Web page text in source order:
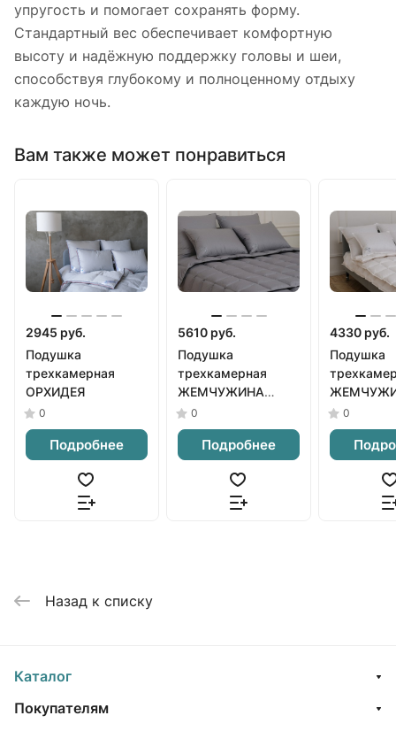
упругость и помогает сохранять форму.
Стандартный вес обеспечивает комфортную
высоту и надёжную поддержку головы и шеи,
способствуя глубокому и полноценному отдыху
каждую ночь.
Вам также может понравиться
2945 руб.
Подушка
трехкамерная
ОРХИДЕЯ
0
Подробнее
5610 руб.
Подушка
трехкамерная
ЖЕМЧУЖИНА
серая
0
Подробнее
4330 руб.
Подушка
белая
0
Назад к списку
Каталог
Покупателям